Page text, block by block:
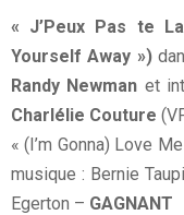
« J’Peux Pas te
Yourself Away »)
Randy Newman et
Charlélie Couture
« (I’m Gonna) Love
musique : Bernie
Egerton – GAGNANT